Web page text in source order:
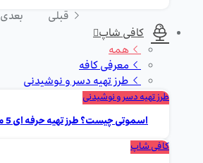
قبلی
بعدی
کافی شاپ
همه
معرفی کافه
طرز تهیه دسر و نوشیدنی
طرز تهیه دسر و نوشیدنی
اسموتی چیست؟ طرز تهیه حرفه ای 5 مدل محبوب جهان
کافی شاپ